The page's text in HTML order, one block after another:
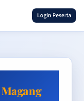
Login Peserta
Magang